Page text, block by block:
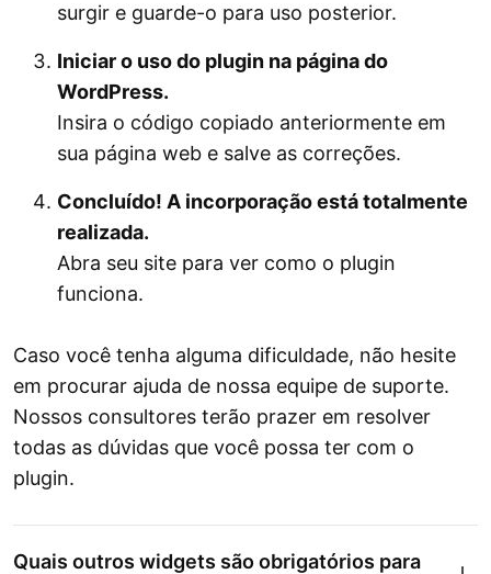
surgir e guarde-o para uso posterior.
Iniciar o uso do plugin na página do
WordPress.
Insira o código copiado anteriormente em
sua página web e salve as correções.
Concluído! A incorporação está totalmente
realizada.
Abra seu site para ver como o plugin
funciona.
Caso você tenha alguma dificuldade, não hesite
em procurar ajuda de nossa equipe de suporte.
Nossos consultores terão prazer em resolver
todas as dúvidas que você possa ter com o
plugin.
Quais outros widgets são obrigatórios para